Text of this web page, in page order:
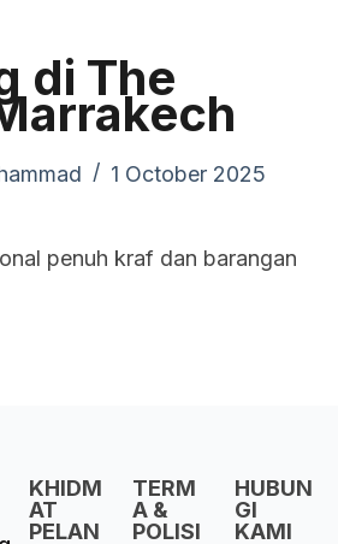
di The
1 October 2025
penuh kraf dan barangan
KHIDM
AT
PELAN
TERM
A &
POLISI
HUBUN
GI
KAMI